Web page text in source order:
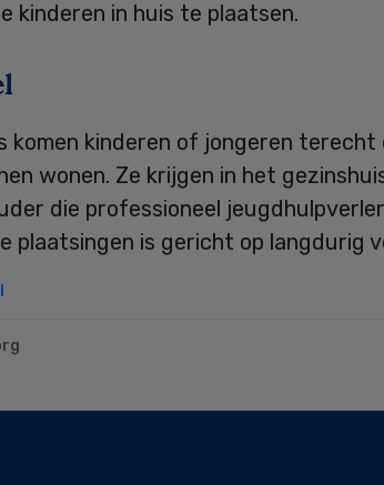
kinderen in huis te plaatsen.
komen kinderen of jongeren terecht
wonen. Ze krijgen in het
die professioneel
plaatsingen is gericht op langdurig